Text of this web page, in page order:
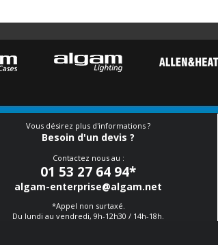
Vous désirez plus d'informations ?
Besoin d'un devis ?
Contactez nous au :
01 53 27 64 94*
algam-enterprise@algam.net
*Appel non surtaxé.
Du lundi au vendredi, 9h-12h30 / 14h-18h.